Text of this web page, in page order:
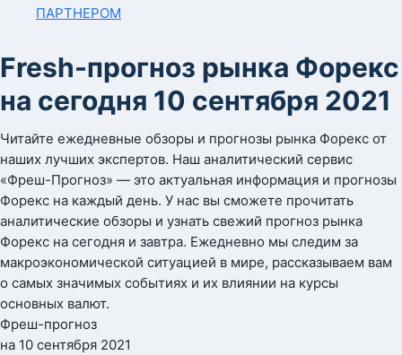
ПАРТНЕРОМ
Fresh-прогноз рынка Форекс
на сегодня 10 сентября 2021
Читайте ежедневные обзоры и прогнозы рынка Форекс от
наших лучших экспертов. Наш аналитический сервис
«Фреш-Прогноз» — это актуальная информация и прогнозы
Форекс на каждый день. У нас вы сможете прочитать
аналитические обзоры и узнать свежий прогноз рынка
Форекс на сегодня и завтра. Ежедневно мы следим за
макроэкономической ситуацией в мире, рассказываем вам
о самых значимых событиях и их влиянии на курсы
основных валют.
Фреш-прогноз
на 10 сентября 2021